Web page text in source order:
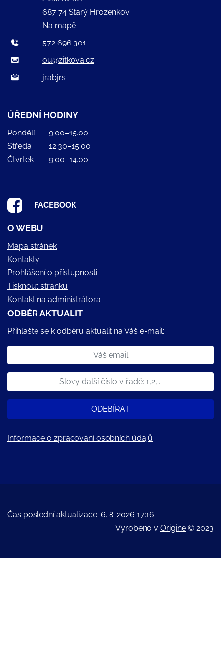
687 74 Starý Hrozenkov
Na mapě
572 696 301
ou@zitkova.cz
jrabjrs
ÚŘEDNÍ HODINY
Pondělí
9.00–15.00
Středa
12.30–15.00
Čtvrtek
9.00–14.00
FACEBOOK
O WEBU
Mapa stránek
Kontakty
Prohlášení o přístupnosti
Tisknout stránku
Kontakt na administrátora
ODBĚR AKTUALIT
Přihlašte se k odběru aktualit na Váš e-mail:
ODEBÍRAT
Informace o zpracování osobních údajů
Čas poslední aktualizace: 6. 8. 2026 17:16
Vyrobeno v Origine © 2023